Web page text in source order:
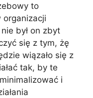
to
organizacji
był on zbyt
się z tym, żę
wiązało się z
tak, by te
i